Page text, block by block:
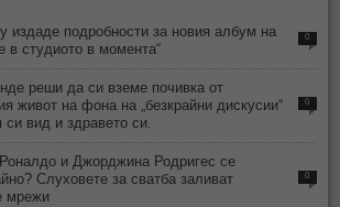
издаде подробности за новия албум на
в студиото в момента“
0
реши да си вземе почивка от
живот на фона на „безкрайни дискусии“
си вид и здравето си.
0
и Джорджина Родригес се
Слуховете за сватба заливат
мрежи
0